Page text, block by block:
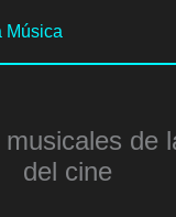
Música
de
del cine